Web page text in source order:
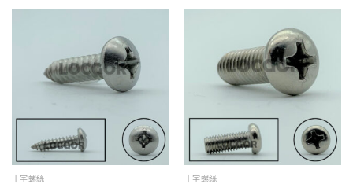
十字螺絲 十字螺絲